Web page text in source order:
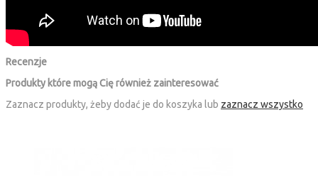
Recenzje
Produkty które mogą Cię również zainteresować
Zaznacz produkty, żeby dodać je do koszyka lub zaznacz wszystko